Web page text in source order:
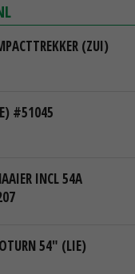
(ZUI)
#51045
INCL 54A
54" (LIE)